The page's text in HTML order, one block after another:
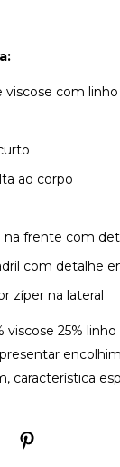
viscose com linho
ao corpo
na frente com
com detalhe
zíper na lateral
viscose 25% linho
característica